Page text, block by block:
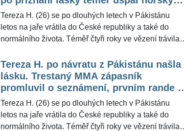
ŽivotvČesku.cz řekla její babička, jejím snem bylo stát
se modelkou.
bijec ve druhém kole
Tereza H. (26) se po dlouhých letech v Pákistánu
letos na jaře vrátila do České republiky a také do
normálního života. Téměř čtyři roky ve vězení trávila
Michal Kotalík (27), se kterým se velmi sblížila. V
sobotu večer se její vyvolený po téměř čtyřech letech
utkal s v kleci na pražské Štvanici pod hlavičkou
Prohrál ve druhém kole na submisi. Pro
ŽivotvČesku.cz jeho prohraný duel okomentoval MMA
Tereza H. po návratu z Pákistánu našla
lásku. Trestaný MMA zápasník
promluvil o seznámení, prvním rande i
budoucnosti společného dítěte
Tereza H. (26) se po dlouhých letech v Pákistánu
letos na jaře vrátila do České republiky a také do
normálního života. Téměř čtyři roky ve vězení trávila